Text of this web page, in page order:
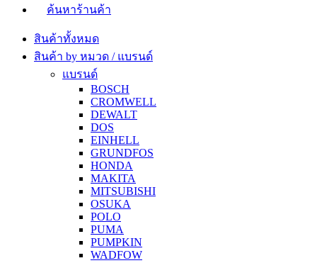
ค้นหาร้านค้า
สินค้าทั้งหมด
สินค้า by หมวด / แบรนด์
แบรนด์
BOSCH
CROMWELL
DEWALT
DOS
EINHELL
GRUNDFOS
HONDA
MAKITA
MITSUBISHI
OSUKA
POLO
PUMA
PUMPKIN
WADFOW